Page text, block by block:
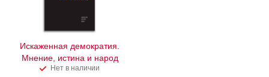
Искаженная демократия.
Мнение, истина и народ
Нет в наличии